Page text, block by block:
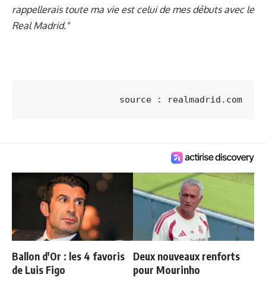
rappellerais toute ma vie est celui de mes débuts avec le
Real Madrid."
source : realmadrid.com
Ballon d'Or : les 4 favoris
de Luis Figo
Deux nouveaux renforts
pour Mourinho